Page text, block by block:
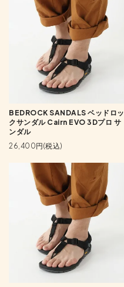
BEDROCK SANDALS ベッドロッ
クサンダル Cairn EVO 3Dプロ サ
ンダル
26,400円(税込)